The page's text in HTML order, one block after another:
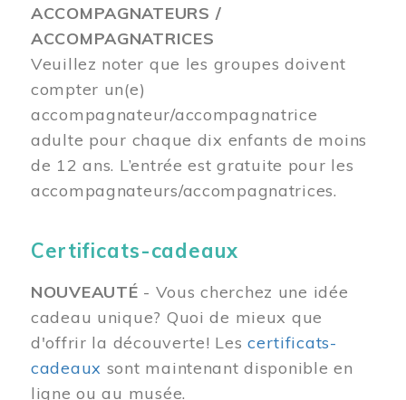
ACCOMPAGNATEURS /
ACCOMPAGNATRICES
Veuillez noter que les groupes doivent
compter un(e)
accompagnateur/accompagnatrice
adulte pour chaque dix enfants de moins
de 12 ans. L’entrée est gratuite pour les
accompagnateurs/accompagnatrices.
Certificats-cadeaux
NOUVEAUTÉ - Vous cherchez une idée
cadeau unique? Quoi de mieux que
d'offrir la découverte! Lescertificats-
cadeaux sont maintenant disponible en
ligne ou au musée.